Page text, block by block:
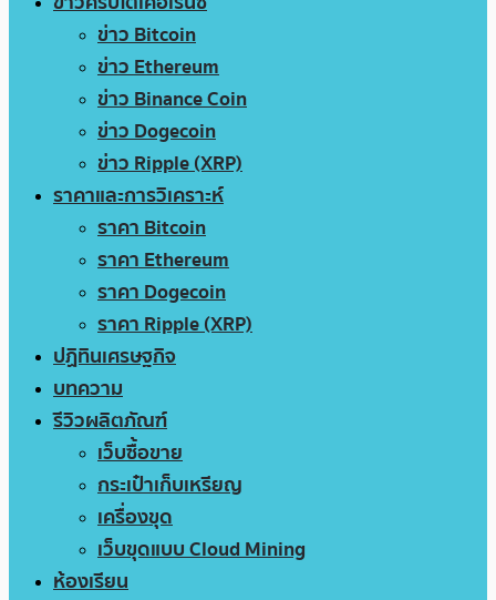
ข่าว Bitcoin
ข่าว Ethereum
ข่าว Binance Coin
ข่าว Dogecoin
ข่าว Ripple (XRP)
ราคาและการวิเคราะห์
ราคา Bitcoin
ราคา Ethereum
ราคา Dogecoin
ราคา Ripple (XRP)
ปฏิทินเศรษฐกิจ
บทความ
รีวิวผลิตภัณฑ์
เว็บซื้อขาย
กระเป๋าเก็บเหรียญ
เครื่องขุด
เว็บขุดแบบ Cloud Mining
ห้องเรียน